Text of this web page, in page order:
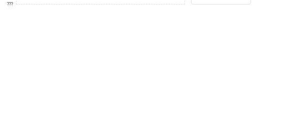
???